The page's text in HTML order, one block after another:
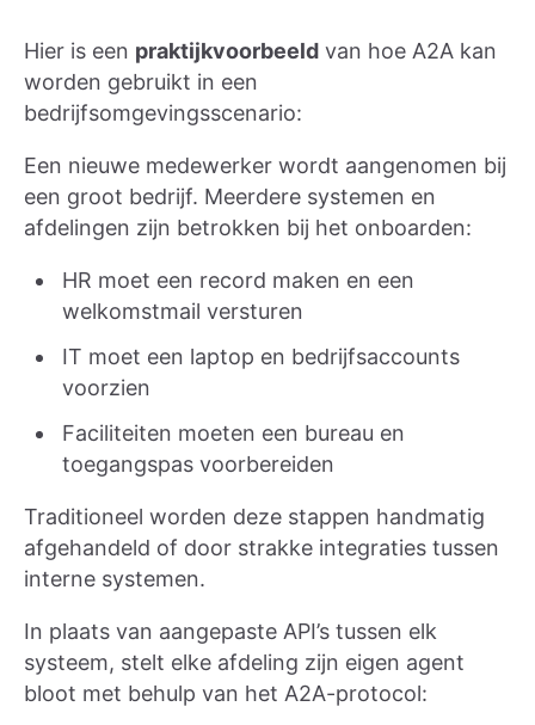
Hier is een praktijkvoorbeeld van hoe A2A kan
worden gebruikt in een
bedrijfsomgevingsscenario:
Een nieuwe medewerker wordt aangenomen bij
een groot bedrijf. Meerdere systemen en
afdelingen zijn betrokken bij het onboarden:
HR moet een record maken en een
welkomstmail versturen
IT moet een laptop en bedrijfsaccounts
voorzien
Faciliteiten moeten een bureau en
toegangspas voorbereiden
Traditioneel worden deze stappen handmatig
afgehandeld of door strakke integraties tussen
interne systemen.
In plaats van aangepaste API’s tussen elk
systeem, stelt elke afdeling zijn eigen agent
bloot met behulp van het A2A-protocol: